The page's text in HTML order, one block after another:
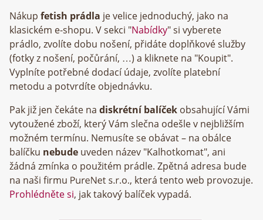
Nákup fetish prádla je velice jednoduchý, jako na
klasickém e-shopu. V sekci "Nabídky" si vyberete
prádlo, zvolíte dobu nošení, přidáte doplňkové služby
(fotky z nošení, počůrání, …) a kliknete na "Koupit".
Vyplníte potřebné dodací údaje, zvolíte platební
metodu a potvrdíte objednávku.
Pak již jen čekáte na diskrétní balíček obsahující Vámi
vytoužené zboží, který Vám slečna odešle v nejbližším
možném termínu. Nemusíte se obávat – na obálce
balíčku nebude uveden název "Kalhotkomat", ani
žádná zmínka o použitém prádle. Zpětná adresa bude
na naši firmu
, která tento web provozuje.
Prohlédněte si, jak takový balíček vypadá.